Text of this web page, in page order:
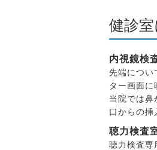
健診
内視鏡検
先端につい
ター画面に
当院では
口からの挿
聴力検査
聴力検査専